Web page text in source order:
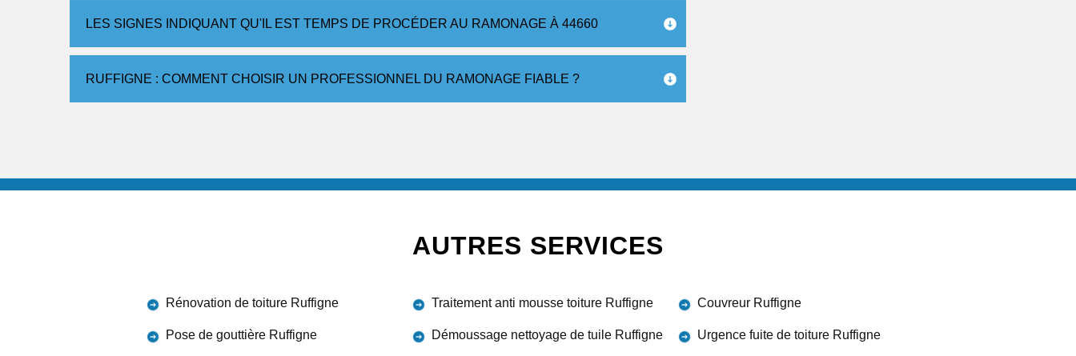
LES SIGNES INDIQUANT QU'IL EST TEMPS DE PROCÉDER AU RAMONAGE À 44660
RUFFIGNE : COMMENT CHOISIR UN PROFESSIONNEL DU RAMONAGE FIABLE ?
AUTRES SERVICES
Rénovation de toiture Ruffigne
Pose de gouttière Ruffigne
Traitement anti mousse toiture Ruffigne
Démoussage nettoyage de tuile Ruffigne
Couvreur Ruffigne
Urgence fuite de toiture Ruffigne